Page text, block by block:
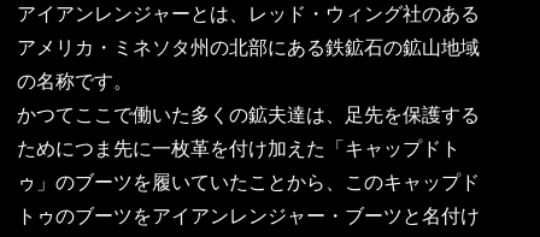
アイアンレンジャーとは、レッド・ウィング社のある
アメリカ・ミネソタ州の北部にある鉄鉱石の鉱山地域
の名称です。
かつてここで働いた多くの鉱夫達は、足先を保護する
ためにつま先に一枚革を付け加えた「キャップドト
ゥ」のブーツを履いていたことから、このキャップド
トゥのブーツをアイアンレンジャー・ブーツと名付け